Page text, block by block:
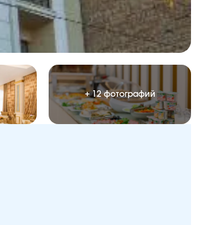
+ 12 фотографий